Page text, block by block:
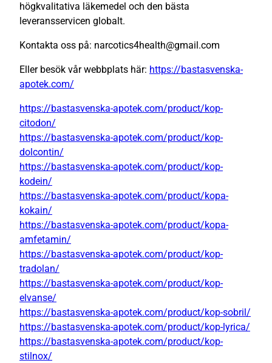
högkvalitativa läkemedel och den bästa
leveransservicen globalt.
Kontakta oss på: narcotics4health@gmail.com
Eller besök vår webbplats här: https://bastasvenska-
apotek.com/
https://bastasvenska-apotek.com/product/kop-
citodon/
https://bastasvenska-apotek.com/product/kop-
dolcontin/
https://bastasvenska-apotek.com/product/kop-
kodein/
https://bastasvenska-apotek.com/product/kopa-
kokain/
https://bastasvenska-apotek.com/product/kopa-
amfetamin/
https://bastasvenska-apotek.com/product/kop-
tradolan/
https://bastasvenska-apotek.com/product/kop-
elvanse/
https://bastasvenska-apotek.com/product/kop-sobril/
https://bastasvenska-apotek.com/product/kop-lyrica/
https://bastasvenska-apotek.com/product/kop-
stilnox/